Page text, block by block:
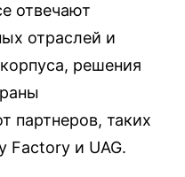
отвечают
отраслей и
решения
партнеров, таких
Factory и UAG.